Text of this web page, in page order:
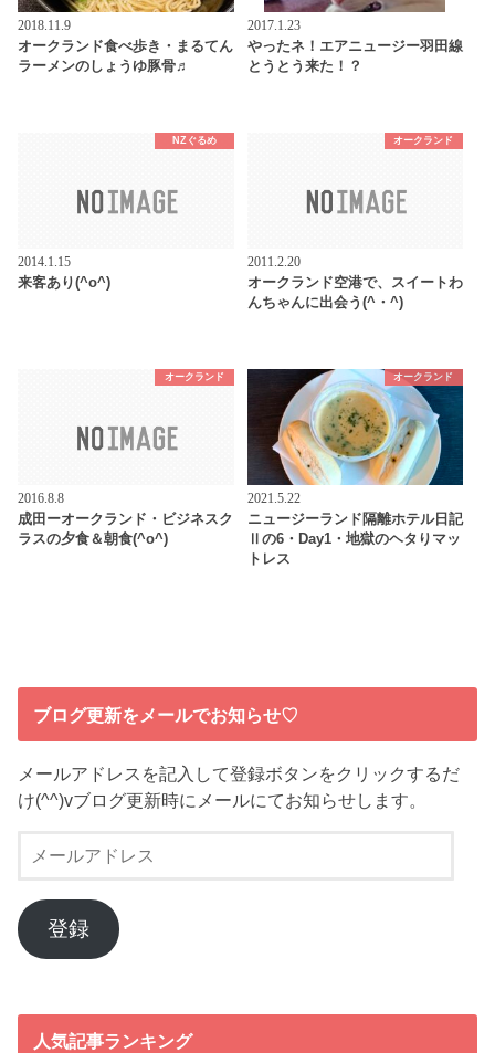
2018.11.9
オークランド食べ歩き・まるてん
ラーメンのしょうゆ豚骨♬
2017.1.23
やったネ！エアニュージー羽田線
とうとう来た！？
NZぐるめ
2014.1.15
来客あり(^o^)
オークランド
2011.2.20
オークランド空港で、スイートわ
んちゃんに出会う(^・^)
オークランド
2016.8.8
成田ーオークランド・ビジネスク
ラスの夕食＆朝食(^o^)
オークランド
2021.5.22
ニュージーランド隔離ホテル日記
Ⅱの6・Day1・地獄のヘタりマッ
トレス
ブログ更新をメールでお知らせ♡
メールアドレスを記入して登録ボタンをクリックするだ
け(^^)vブログ更新時にメールにてお知らせします。
ー
ア
ド
登録
人気記事ランキング